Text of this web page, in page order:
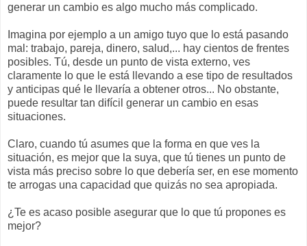
generar un cambio es algo mucho más complicado.
Imagina por ejemplo a un amigo tuyo que lo está pasando
mal: trabajo, pareja, dinero, salud,... hay cientos de frentes
posibles. Tú, desde un punto de vista externo, ves
claramente lo que le está llevando a ese tipo de resultados
y anticipas qué le llevaría a obtener otros... No obstante,
puede resultar tan difícil generar un cambio en esas
situaciones.
Claro, cuando tú asumes que la forma en que ves la
situación, es mejor que la suya, que tú tienes un punto de
vista más preciso sobre lo que debería ser, en ese momento
te arrogas una capacidad que quizás no sea apropiada.
¿Te es acaso posible asegurar que lo que tú propones es
mejor?